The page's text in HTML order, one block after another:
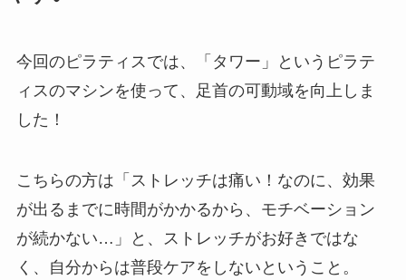
今回のピラティスでは、「タワー」というピラテ
ィスのマシンを使って、足首の可動域を向上しま
した！
こちらの方は「ストレッチは痛い！なのに、効果
が出るまでに時間がかかるから、モチベーション
が続かない…」と、ストレッチがお好きではな
く、自分からは普段ケアをしないということ。